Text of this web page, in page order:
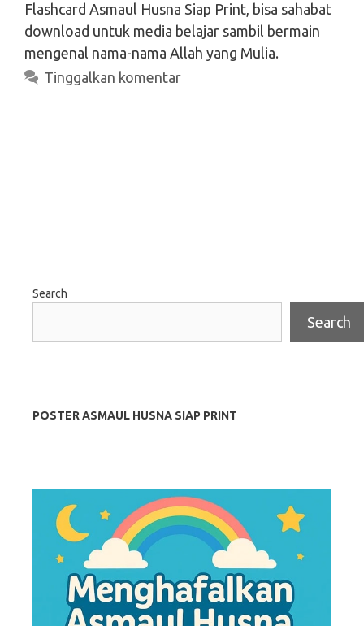
Flashcard Asmaul Husna Siap Print, bisa sahabat
download untuk media belajar sambil bermain
mengenal nama-nama Allah yang Mulia.
Tinggalkan komentar
Search
Search
POSTER ASMAUL HUSNA SIAP PRINT